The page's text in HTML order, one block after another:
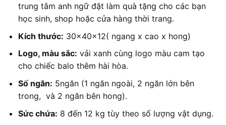
trung tâm anh ngữ đặt làm quà tặng cho các bạn
học sinh, shop hoặc cửa hàng thời trang.
Kích thước: 30x40x12( ngang x cao x hong)
Logo, màu sắc: vải xanh cùng logo màu cam tạo
cho chiếc balo thêm hài hòa.
Số ngăn: 5ngăn (1 ngăn ngoài, 2 ngăn lớn bên
trong, và 2 ngăn bên hong).
Sức chứa: 8 đến 12 kg tùy theo số lượng vật dụng.